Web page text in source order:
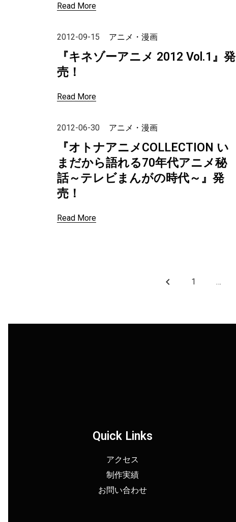
Read More
2012-09-15 アニメ・漫画
『キネゾーアニメ 2012 Vol.1』発
売！
Read More
2012-06-30 アニメ・漫画
『オトナアニメCOLLECTION い
まだから語れる70年代アニメ秘
話～テレビまんがの時代～』発
売！
Read More
keyboard_arrow_left 1 …
Quick Links
アクセス
制作実績
お問い合わせ